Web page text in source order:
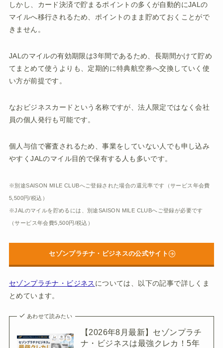
しかし、カード決済で貯まるポイントの多くが自動的にJALの
マイルへ移行されるため、ポイントのまま貯めておくことがで
きません。
JALのマイルの有効期限は3年間であるため、長期間かけて貯め
てまとめて使うよりも、定期的に特典航空券へ交換していく使
い方が前提です。
なおビジネスカードという名称ですが、法人限定ではなく会社
員の個人発行も可能です。
個人与信で審査されるため、事業をしていない人でも申し込み
やすくJALのマイル目的で保有する人も多いです。
※別途SAISON MILE CLUBへご登録された場合の還元率です（サービス年会費
5,500円/税込）
※JALのマイルを貯めるには、別途SAISON MILE CLUBへご登録が必要です
（サービス年会費5,500円/税込）
セゾンプラチナ・ビジネスの公式サイト
セゾンプラチナ・ビジネス については、以下の記事で詳しくま
とめています。
あわせて読みたい
【2026年8月最新】セゾンプラチ
ナ・ビジネスは最強クレカ！5年